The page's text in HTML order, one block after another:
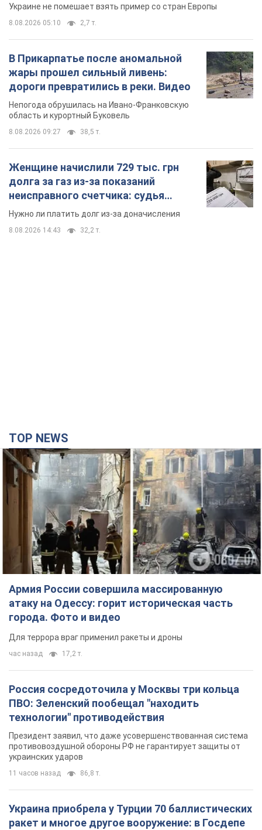
Украине не помешает взять пример со стран Европы
8.08.2026 05:10 2,7 т.
В Прикарпатье после аномальной
жары прошел сильный ливень:
дороги превратились в реки. Видео
Непогода обрушилась на Ивано-Франковскую
область и курортный Буковель
8.08.2026 09:27 38,5 т.
Женщине начислили 729 тыс. грн
долга за газ из-за показаний
неисправного счетчика: судья
вынес неожиданное решение
Нужно ли платить долг из-за доначисления
8.08.2026 14:43 32,2 т.
TOP NEWS
Армия России совершила массированную
атаку на Одессу: горит историческая часть
города. Фото и видео
Для террора враг применил ракеты и дроны
час назад 17,2 т.
Россия сосредоточила у Москвы три кольца
ПВО: Зеленский пообещал "находить
технологии" противодействия
Президент заявил, что даже усовершенствованная система
противовоздушной обороны РФ не гарантирует защиты от
украинских ударов
11 часов назад 86,8 т.
Украина приобрела у Турции 70 баллистических
ракет и многое другое вооружение: в Госдепе